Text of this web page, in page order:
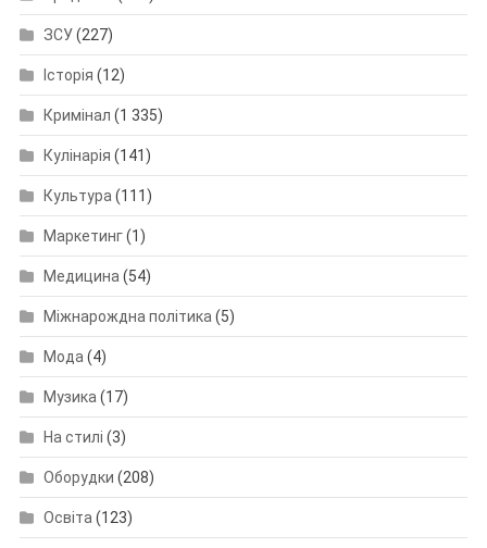
ЗСУ(227)
Історія (12)
Кримінал (1 335)
Кулінарія (141)
Культура (111)
Маркетинг(1)
Медицина (54)
Міжнарождна політика (5)
Мода (4)
Музика (17)
На стилі (3)
Оборудки (208)
Освіта (123)